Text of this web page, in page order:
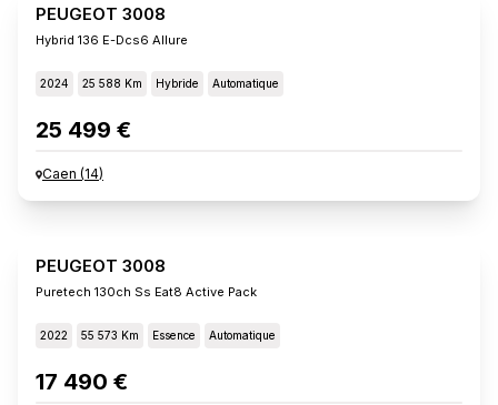
PEUGEOT 3008
Hybrid 136 E-Dcs6 Allure
2024 25 588 Km Hybride Automatique
25 499 €
Caen (14)
PEUGEOT 3008
Puretech 130ch Ss Eat8 Active Pack
2022 55 573 Km Essence Automatique
17 490 €